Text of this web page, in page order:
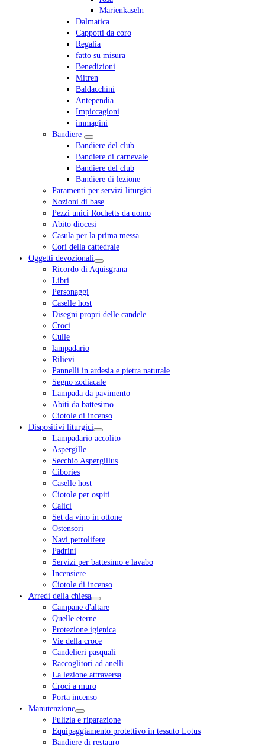
Marienkaseln
Dalmatica
Cappotti da coro
Regalia
fatto su misura
Benedizioni
Mitren
Baldacchini
Antependia
Impiccagioni
immagini
Bandiere
Bandiere del club
Bandiere di carnevale
Bandiere del club
Bandiere di lezione
Paramenti per servizi liturgici
Nozioni di base
Pezzi unici Rochetts da uomo
Abito diocesi
Casula per la prima messa
Cori della cattedrale
Oggetti devozionali
Ricordo di Aquisgrana
Libri
Personaggi
Caselle host
Disegni propri delle candele
Croci
Culle
lampadario
Rilievi
Pannelli in ardesia e pietra naturale
Segno zodiacale
Lampada da pavimento
Abiti da battesimo
Ciotole di incenso
Dispositivi liturgici
Lampadario accolito
Aspergille
Secchio Aspergillus
Cibories
Caselle host
Ciotole per ospiti
Calici
Set da vino in ottone
Ostensori
Navi petrolifere
Padrini
Servizi per battesimo e lavabo
Incensiere
Ciotole di incenso
Arredi della chiesa
Campane d'altare
Quelle eterne
Protezione igienica
Vie della croce
Candelieri pasquali
Raccoglitori ad anelli
La lezione attraversa
Croci a muro
Porta incenso
Manutenzione
Pulizia e riparazione
Equipaggiamento protettivo in tessuto Lotus
Bandiere di restauro